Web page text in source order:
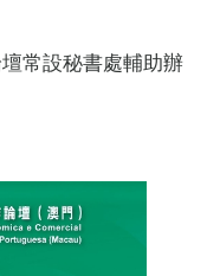
常設秘書處輔助辦